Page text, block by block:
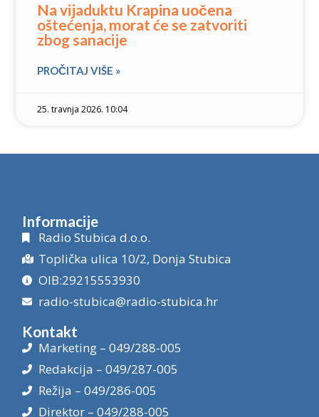
Na vijaduktu Krapina uočena
oštećenja, morat će se zatvoriti
zbog sanacije
PROČITAJ VIŠE »
25. travnja 2026. 10:04
Informacije
Radio Stubica d.o.o.
Toplička ulica 10/2, Donja Stubica
OIB:29215553930
radio-stubica@radio-stubica.hr
Kontakt
Marketing – 049/288-005
Redakcija – 049/287-005
Režija – 049/286-005
Direktor – 049/288-005